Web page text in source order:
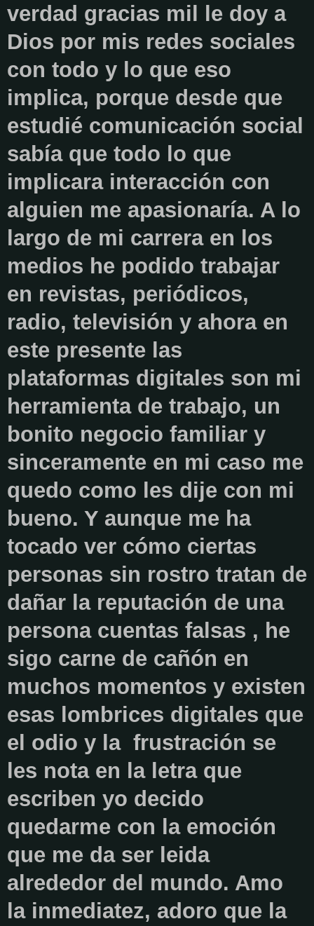
verdad gracias mil le doy a
Dios por mis redes sociales
con todo y lo que eso
implica, porque desde que
estudié comunicación social
sabía que todo lo que
implicara interacción con
alguien me apasionaría. A lo
largo de mi carrera en los
medios he podido trabajar
en revistas, periódicos,
radio, televisión y ahora en
este presente las
plataformas digitales son mi
herramienta de trabajo, un
bonito negocio familiar y
sinceramente en mi caso me
quedo como les dije con mi
bueno. Y aunque me ha
tocado ver cómo ciertas
personas sin rostro tratan de
dañar la reputación de una
persona cuentas falsas , he
sigo carne de cañón en
muchos momentos y existen
esas lombrices digitales que
el odio y la frustración se
les nota en la letra que
escriben yo decido
quedarme con la emoción
que me da ser leida
alrededor del mundo. Amo
la inmediatez, adoro que la